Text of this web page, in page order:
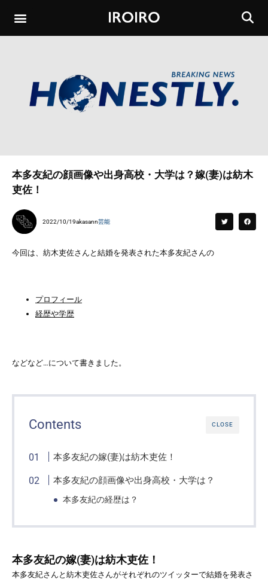
本多友紀の顔画像や出身高校・大学は？嫁(妻)は紡木
吏佐！
2022/10/19akasann芸能
今回は、紡木吏佐さんと結婚を発表された本多友紀さんの
プロフィール
経歴や学歴
などなど…について書きました。
CLOSE
Contents
本多友紀の嫁(妻)は紡木吏佐！
本多友紀の顔画像や出身高校・大学は？
本多友紀の経歴は？
本多友紀の嫁(妻)は紡木吏佐！
本多友紀さんと紡木吏佐さんがそれぞれのツイッターで結婚を発表さ